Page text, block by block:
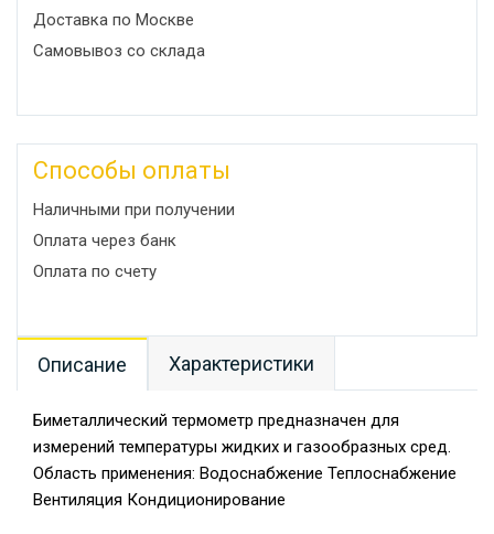
Доставка по Москве
Самовывоз со склада
Способы оплаты
Наличными при получении
Оплата через банк
Оплата по счету
Описание Характеристики
Биметаллический термометр предназначен для
измерений температуры жидких и газообразных сред.
Область применения: Водоснабжение Теплоснабжение
Вентиляция Кондиционирование